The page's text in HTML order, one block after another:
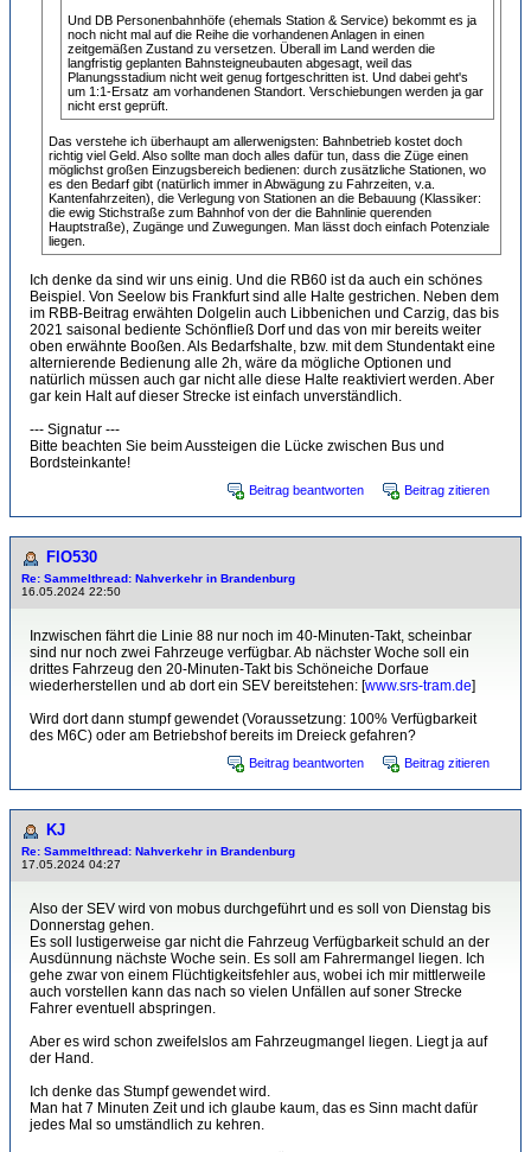
Und DB Personenbahnhöfe (ehemals Station & Service) bekommt es ja
noch nicht mal auf die Reihe die vorhandenen Anlagen in einen
zeitgemäßen Zustand zu versetzen. Überall im Land werden die
langfristig geplanten Bahnsteigneubauten abgesagt, weil das
Planungsstadium nicht weit genug fortgeschritten ist. Und dabei geht's
um 1:1-Ersatz am vorhandenen Standort. Verschiebungen werden ja gar
nicht erst geprüft.
Das verstehe ich überhaupt am allerwenigsten: Bahnbetrieb kostet doch
richtig viel Geld. Also sollte man doch alles dafür tun, dass die Züge einen
möglichst großen Einzugsbereich bedienen: durch zusätzliche Stationen, wo
es den Bedarf gibt (natürlich immer in Abwägung zu Fahrzeiten, v.a.
Kantenfahrzeiten), die Verlegung von Stationen an die Bebauung (Klassiker:
die ewig Stichstraße zum Bahnhof von der die Bahnlinie querenden
Hauptstraße), Zugänge und Zuwegungen. Man lässt doch einfach Potenziale
liegen.
Ich denke da sind wir uns einig. Und die RB60 ist da auch ein schönes
Beispiel. Von Seelow bis Frankfurt sind alle Halte gestrichen. Neben dem
im RBB-Beitrag erwähten Dolgelin auch Libbenichen und Carzig, das bis
2021 saisonal bediente Schönfließ Dorf und das von mir bereits weiter
oben erwähnte Booßen. Als Bedarfshalte, bzw. mit dem Stundentakt eine
alternierende Bedienung alle 2h, wäre da mögliche Optionen und
natürlich müssen auch gar nicht alle diese Halte reaktiviert werden. Aber
gar kein Halt auf dieser Strecke ist einfach unverständlich.
--- Signatur ---
Bitte beachten Sie beim Aussteigen die Lücke zwischen Bus und
Bordsteinkante!
Beitrag beantworten Beitrag zitieren
FlO530
Re: Sammelthread: Nahverkehr in Brandenburg
16.05.2024 22:50
Inzwischen fährt die Linie 88 nur noch im 40-Minuten-Takt, scheinbar
sind nur noch zwei Fahrzeuge verfügbar. Ab nächster Woche soll ein
drittes Fahrzeug den 20-Minuten-Takt bis Schöneiche Dorfaue
wiederherstellen und ab dort ein SEV bereitstehen: [www.srs-tram.de]
Wird dort dann stumpf gewendet (Voraussetzung: 100% Verfügbarkeit
des M6C) oder am Betriebshof bereits im Dreieck gefahren?
Beitrag beantworten Beitrag zitieren
KJ
Re: Sammelthread: Nahverkehr in Brandenburg
17.05.2024 04:27
Also der SEV wird von mobus durchgeführt und es soll von Dienstag bis
Donnerstag gehen.
Es soll lustigerweise gar nicht die Fahrzeug Verfügbarkeit schuld an der
Ausdünnung nächste Woche sein. Es soll am Fahrermangel liegen. Ich
gehe zwar von einem Flüchtigkeitsfehler aus, wobei ich mir mittlerweile
auch vorstellen kann das nach so vielen Unfällen auf soner Strecke
Fahrer eventuell abspringen.
Aber es wird schon zweifelslos am Fahrzeugmangel liegen. Liegt ja auf
der Hand.
Ich denke das Stumpf gewendet wird.
Man hat 7 Minuten Zeit und ich glaube kaum, das es Sinn macht dafür
jedes Mal so umständlich zu kehren.